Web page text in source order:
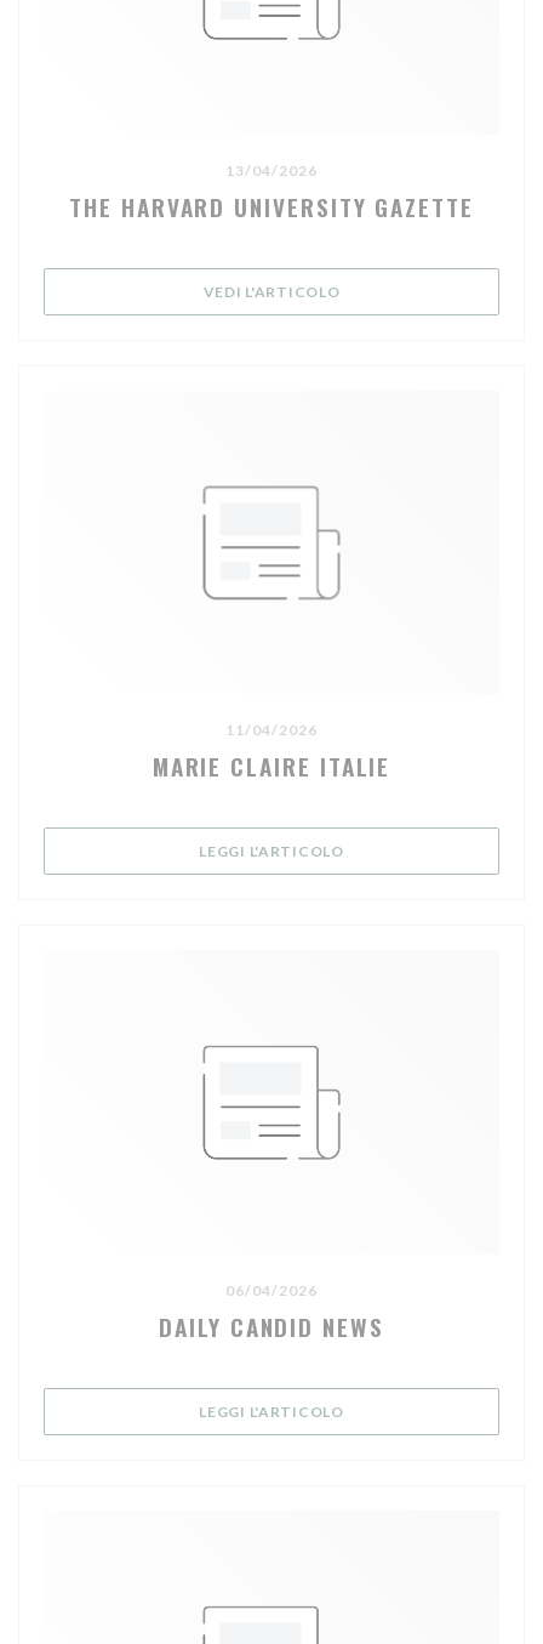
13/04/2026
THE HARVARD UNIVERSITY GAZETTE
VEDI L'ARTICOLO((APRE UNA NUOVA
11/04/2026
MARIE CLAIRE ITALIE
LEGGI L'ARTICOLO((APRE UNA NUOVA
06/04/2026
DAILY CANDID NEWS
LEGGI L'ARTICOLO((APRE UNA NUOVA